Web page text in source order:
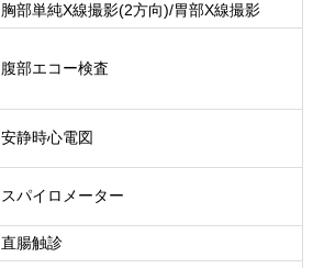
胸部単純X線撮影(2方向)/胃部X線撮影
腹部エコー検査
安静時心電図
スパイロメーター
直腸触診